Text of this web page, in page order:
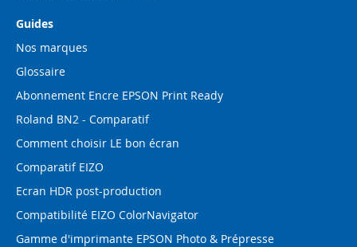
Guides
Nos marques
Glossaire
Abonnement Encre EPSON Print Ready
Roland BN2 - Comparatif
Comment choisir LE bon écran
Comparatif EIZO
Ecran HDR post-production
Compatibilité EIZO ColorNavigator
Gamme d'imprimante EPSON Photo & Prépresse